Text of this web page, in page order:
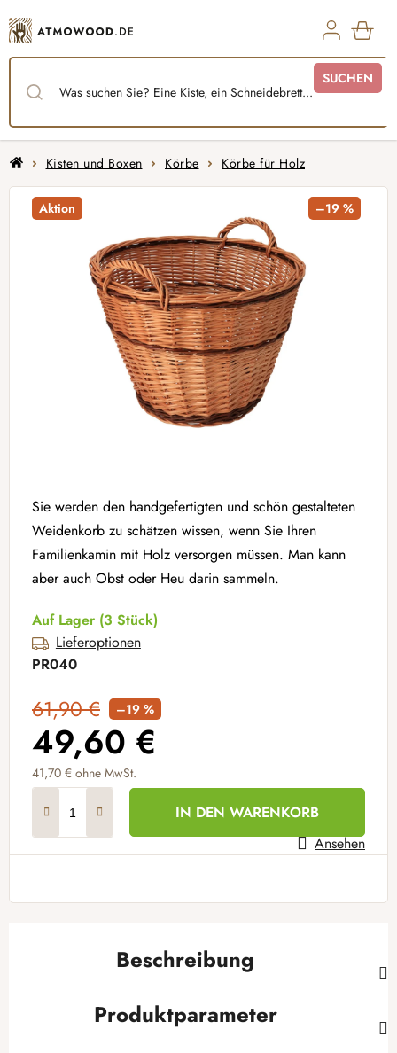
Inhalt
springen
SUCHEN
StartseiteKisten und Boxen Körbe Körbe für Holz
Sie werden den handgefertigten und schön gestalteten
Weidenkorb zu schätzen wissen, wenn Sie Ihren
Familienkamin mit Holz versorgen müssen. Man kann
aber auch Obst oder Heu darin sammeln.
Auf Lager (3 Stück)
Lieferoptionen
PR040
61,90 € –19 %
49,60 €
41,70 € ohne MwSt.
IN DEN WARENKORB
Ansehen
Aktion –19 %
Beschreibung
Produktparameter